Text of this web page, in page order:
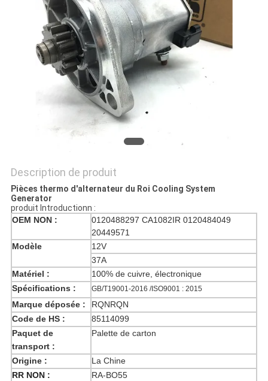
NOUVELLES
AFFAIRES
POLITIQUE
DE
CONFIDENTIALITÉ
Description de produit
Pièces thermo d'alternateur du Roi Cooling System
Generator
produit Introductionn :
OEM NON :
0120488297 CA1082IR 0120484049
20449571
Modèle
12V
37A
Matériel :
100% de cuivre, électronique
Spécifications :
GB/T19001-2016 /ISO9001 : 2015
Marque déposée :
RQNRQN
Code de HS :
85114099
Paquet de
transport :
Palette de carton
Origine :
La Chine
RR NON :
RA-BO55